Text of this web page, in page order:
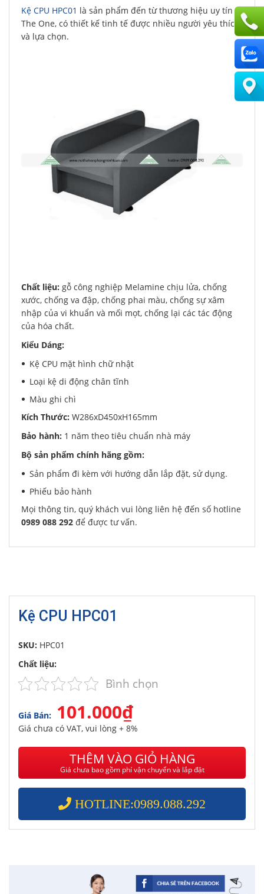
Kệ CPU HPC01 là sản phẩm đến từ thương hiệu uy tín
The One, có thiết kế tinh tế được nhiều người yêu thích
và lựa chọn.
Chất liệu: gỗ công nghiệp Melamine chịu lửa, chống
xước, chống va đập, chống phai màu, chống sự xâm
nhập của vi khuẩn và mối mọt, chống lại các tác động
của hóa chất.
Kiểu Dáng:
Kệ CPU mặt hình chữ nhật
Loại kệ di động chân tĩnh
Màu ghi chì
Kích Thước: W286xD450xH165mm
Bảo hành: 1 năm theo tiêu chuẩn nhà máy
Bộ sản phẩm chính hãng gồm:
Sản phẩm đi kèm với hướng dẫn lắp đặt, sử dụng.
Phiếu bảo hành
Mọi thông tin, quý khách vui lòng liên hệ đến số hotline
0989 088 292 để được tư vấn.
Kệ CPU HPC01
SKU: HPC01
Chất liệu:
Bình chọn
Giá Bán: 101.000₫
Giá chưa có VAT, vui lòng + 8%
THÊM VÀO GIỎ HÀNG
Giá chưa bao gồm phí vận chuyển và lắp đặt
HOTLINE:0989.088.292